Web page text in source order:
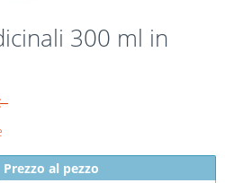
300 ml in
Prezzo al pezzo